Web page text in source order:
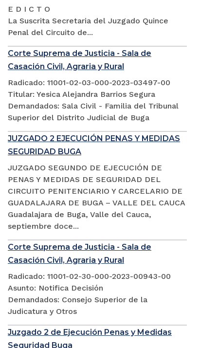
E D I C T O
La Suscrita Secretaria del Juzgado Quince
Penal del Circuito de...
Corte Suprema de Justicia - Sala de
Casación Civil, Agraria y Rural
Radicado: 11001-02-03-000-2023-03497-00
Titular: Yesica Alejandra Barrios Segura
Demandados: Sala Civil - Familia del Tribunal
Superior del Distrito Judicial de Buga
JUZGADO 2 EJECUCIÓN PENAS Y MEDIDAS
SEGURIDAD BUGA
JUZGADO SEGUNDO DE EJECUCIÓN DE
PENAS Y MEDIDAS DE SEGURIDAD DEL
CIRCUITO PENITENCIARIO Y CARCELARIO DE
GUADALAJARA DE BUGA – VALLE DEL CAUCA
Guadalajara de Buga, Valle del Cauca,
septiembre doce...
Corte Suprema de Justicia - Sala de
Casación Civil, Agraria y Rural
Radicado: 11001-02-30-000-2023-00943-00
Asunto: Notifica Decisión
Demandados: Consejo Superior de la
Judicatura y Otros
Juzgado 2 de Ejecución Penas y Medidas
Seguridad Buga